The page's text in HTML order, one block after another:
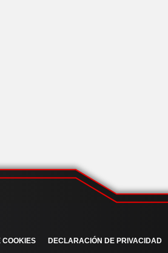
COOKIES DECLARACIÓN DE PRIVACIDAD